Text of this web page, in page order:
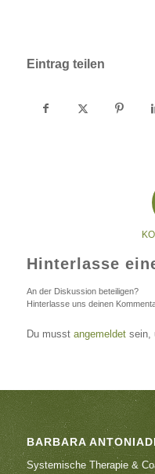
Eintrag teilen
Hinterlasse
An der Diskussion beteiligen?
Hinterlasse uns deinen
Du musst angemeldetsein,
BARBARA
Systemische Therapie &